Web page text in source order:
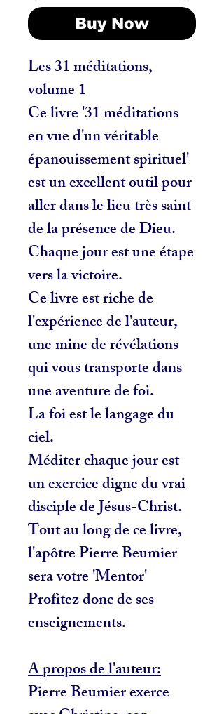
Buy Now
Les 31 méditations,
volume 1
Ce livre '31 méditations
en vue d'un véritable
épanouissement spirituel'
est un excellent outil pour
aller dans le lieu très saint
de la présence de Dieu.
Chaque jour est une étape
vers la victoire.
Ce livre est riche de
l'expérience de l'auteur,
une mine de révélations
qui vous transporte dans
une aventure de foi.
La foi est le langage du
ciel.
Méditer chaque jour est
un exercice digne du vrai
disciple de Jésus-Christ.
Tout au long de ce livre,
l'apôtre Pierre Beumier
sera votre 'Mentor'
Profitez donc de ses
enseignements.
A propos de l'auteur:
Pierre Beumier exerce